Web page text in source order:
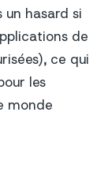
un hasard si
de
ce qui
les
monde